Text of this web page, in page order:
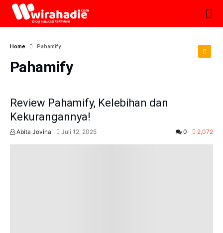
Home Pahamify
Pahamify
Review Pahamify, Kelebihan dan
Kekurangannya!
Abita Jovina Juli 12, 2025 0 2,072